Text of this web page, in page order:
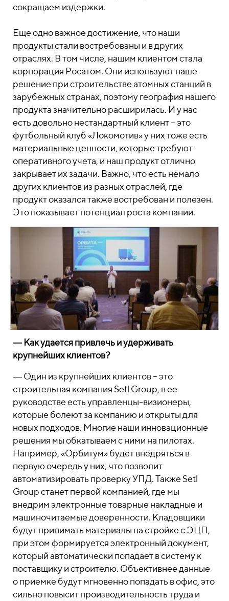
сокращаем издержки.
Еще одно важное достижение, что наши
продукты стали востребованы и в других
отраслях. В том числе, нашим клиентом стала
корпорация Росатом. Они используют наше
решение при строительстве атомных станций в
зарубежных странах, поэтому география нашего
продукта значительно расширилась. И у нас
есть довольно нестандартный клиент – это
футбольный клуб «Локомотив» у них тоже есть
материальные ценности, которые требуют
оперативного учета, и наш продукт отлично
закрывает их задачи. Важно, что есть немало
других клиентов из разных отраслей, где
продукт оказался также востребован и полезен.
Это показывает потенциал роста компании.
― Как удается привлечь и удерживать
крупнейших клиентов?
― Один из крупнейших клиентов – это
строительная компания Setl Group, в ее
руководстве есть управленцы-визионеры,
которые болеют за компанию и открыты для
новых подходов. Многие наши инновационные
решения мы обкатываем с ними на пилотах.
Например, «Орбитум» будет внедряться в
первую очередь у них, что позволит
автоматизировать проверку УПД. Также Setl
Group станет первой компанией, где мы
внедрим электронные товарные накладные и
машиночитаемые доверенности. Кладовщики
будут принимать материалы на стройке с ЭЦП,
при этом формируется электронный документ,
который автоматически попадает в систему к
поставщику и строителю. Объективнее данные
о приемке будут мгновенно попадать в офис, это
сильно повысит производительность труда и